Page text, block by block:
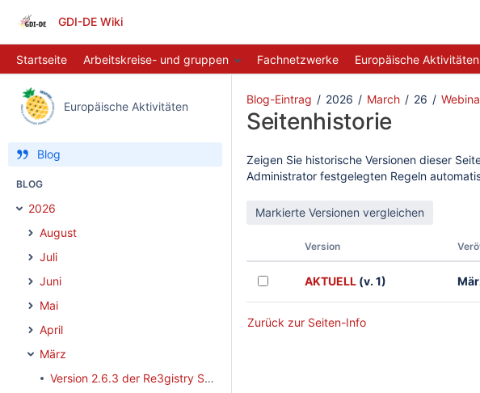
GDI-DE Wiki
Startseite Arbeitskreise- und gruppen Fachnetzwerke Europäische Aktivitäten
Europäische Aktivitäten
Blog
BLOG
2026
August
Juli
Juni
Mai
April
März
Version 2.6.3 der Re3gistry Software veröffentlicht
Blog-Eintrag 2026 March 26
Seitenhistorie
Zeigen Sie historische Versionen dieser
Administrator festgelegten Regeln
Version
AKTUELL (v. 1)
Zurück zur Seiten-Info